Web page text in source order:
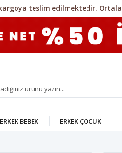
ERKEK BEBEK ERKEK ÇOCUK